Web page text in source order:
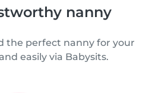
nanny
the perfect nanny for your
easily via Babysits.